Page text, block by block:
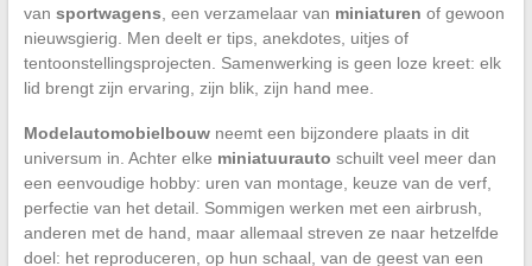
van sportwagens , een verzamelaar van miniaturen of gewoon
nieuwsgierig. Men deelt er tips, anekdotes, uitjes of
tentoonstellingsprojecten. Samenwerking is geen loze kreet: elk
lid brengt zijn ervaring, zijn blik, zijn hand mee.
Modelautomobielbouwneemt een bijzondere plaats in dit
universum in. Achter elke miniatuurauto schuilt veel meer dan
een eenvoudige hobby: uren van montage, keuze van de verf,
perfectie van het detail. Sommigen werken met een airbrush,
anderen met de hand, maar allemaal streven ze naar hetzelfde
doel: het reproduceren, op hun schaal, van de geest van een